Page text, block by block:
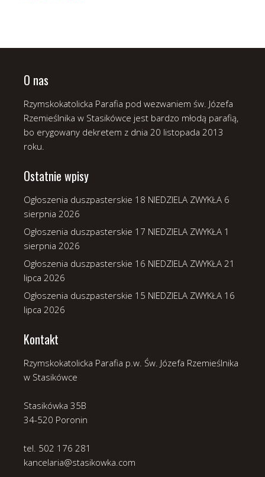
O nas
Rzymskokatolicka Parafia pod wezwaniem św. Józefa
Rzemieślnika w Stasikówce jest bardzo młodą parafią,
bo erygowany dekretem z dnia 20 listopada 2013
roku.
Ostatnie wpisy
Ogłoszenia duszpasterskie 18 NIEDZIELA ZWYKŁA 6
sierpnia 2026
Ogłoszenia duszpasterskie 17 NIEDZIELA ZWYKŁA 1
sierpnia 2026
Ogłoszenia duszpasterskie 16 NIEDZIELA ZWYKŁA 21
lipca 2026
Ogłoszenia duszpasterskie 15 NIEDZIELA ZWYKŁA 16
lipca 2026
Kontakt
Rzymskokatolicka Parafia p.w. Św. Józefa Rzemieślnika
w Stasikówce
Stasikówka 35B
34-520 Poronin
tel. 502 176 281
kancelaria@stasikowka.com